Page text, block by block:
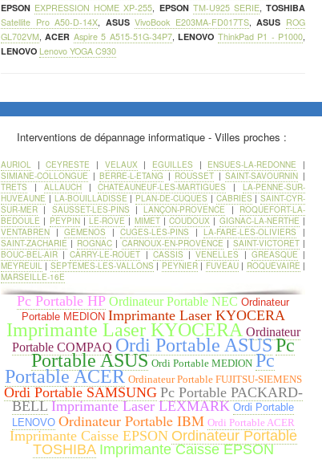
EPSON EXPRESSION HOME XP-255, EPSON TM-U925 SERIE,TOSHIBA
Satellite Pro A50-D-14X, ASUS VivoBook E203MA-FD017TS,ASUS ROG
GL702VM,ACER Aspire 5 A515-51G-34P7,LENOVO ThinkPad P1 - P1000,
LENOVO Lenovo YOGA C930
Interventions de dépannage informatique - Villes proches :
AURIOL |CEYRESTE | VELAUX| EGUILLES | ENSUES-LA-REDONNE |
SIMIANE-COLLONGUE |BERRE-L-ETANG | ROUSSET |SAINT-SAVOURNIN |
TRETS | ALLAUCH|CHATEAUNEUF-LES-MARTIGUES |LA-PENNE-SUR-
HUVEAUNE | LA-BOUILLADISSE | PLAN-DE-CUQUES | CABRIES | SAINT-CYR-
SUR-MER | SAUSSET-LES-PINS |LANÇON-PROVENCE | ROQUEFORT-LA-
BEDOULE | PEYPIN|LE-ROVE | MIMET|COUDOUX | GIGNAC-LA-NERTHE |
VENTABREN |GEMENOS |CUGES-LES-PINS |LA-FARE-LES-OLIVIERS
|
SAINT-ZACHARIE | ROGNAC| CARNOUX-EN-PROVENCE | SAINT-VICTORET|
BOUC-BEL-AIR |CARRY-LE-ROUET | CASSIS |VENELLES | GREASQUE |
MEYREUIL | SEPTEMES-LES-VALLONS | PEYNIER| FUVEAU| ROQUEVAIRE |
MARSEILLE-16E
Pc Portable HP Ordinateur Portable NEC Ordinateur
Portable MEDION Imprimante Laser KYOCERA
Imprimante Laser KYOCERA Ordinateur
Portable COMPAQ Ordi Portable ASUSPc
Portable ASUS Ordi Portable MEDION Pc
Portable ACER Ordinateur Portable FUJITSU-SIEMENS
Ordi Portable SAMSUNG Pc Portable PACKARD-
BELL Imprimante Laser LEXMARK Ordi Portable
LENOVO Ordinateur Portable IBM Ordi Portable ACER
Imprimante Caisse EPSON Ordinateur Portable
TOSHIBA Imprimante Caisse EPSON